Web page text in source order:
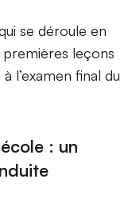
se déroule en
premières leçons
l’examen final du
: un